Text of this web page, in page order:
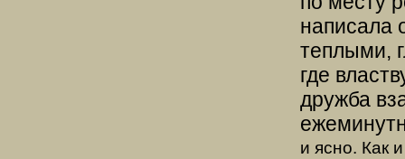
написала
теплыми,
где
дружба
и ясно. Как